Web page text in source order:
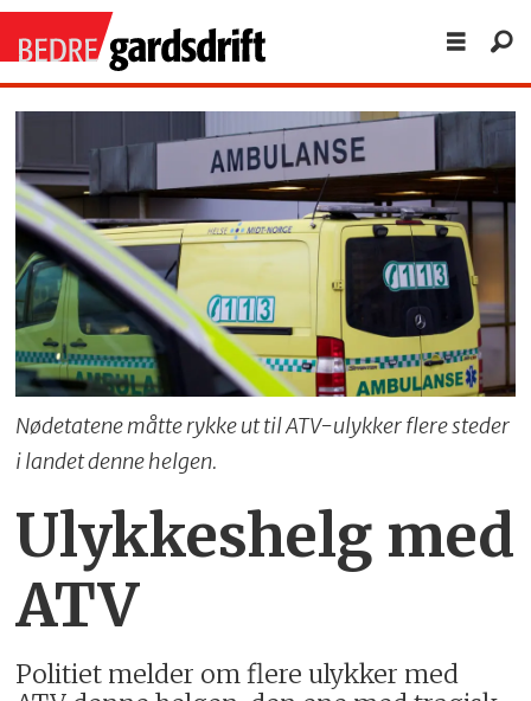
Nødetatene måtte rykke ut til ATV-ulykker flere steder
i landet denne helgen.
Ulykkeshelg med
ATV
Politiet melder om flere ulykker med